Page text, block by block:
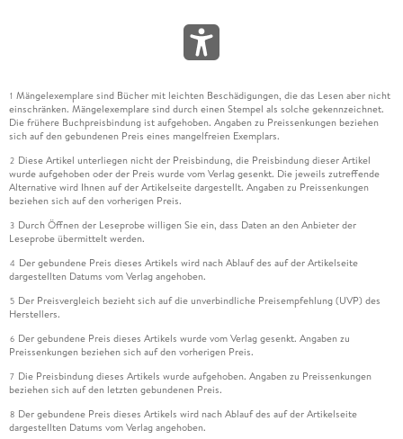
1 Mängelexemplare sind Bücher mit leichten Beschädigungen, die das Lesen aber nicht
einschränken. Mängelexemplare sind durch einen Stempel als solche gekennzeichnet.
Die frühere Buchpreisbindung ist aufgehoben. Angaben zu Preissenkungen beziehen
sich auf den gebundenen Preis eines mangelfreien Exemplars.
2 Diese Artikel unterliegen nicht der Preisbindung, die Preisbindung dieser Artikel
wurde aufgehoben oder der Preis wurde vom Verlag gesenkt. Die jeweils zutreffende
Alternative wird Ihnen auf der Artikelseite dargestellt. Angaben zu Preissenkungen
beziehen sich auf den vorherigen Preis.
3 Durch Öffnen der Leseprobe willigen Sie ein, dass Daten an den Anbieter der
Leseprobe übermittelt werden.
4 Der gebundene Preis dieses Artikels wird nach Ablauf des auf der Artikelseite
dargestellten Datums vom Verlag angehoben.
5 Der Preisvergleich bezieht sich auf die unverbindliche Preisempfehlung (UVP) des
Herstellers.
6 Der gebundene Preis dieses Artikels wurde vom Verlag gesenkt. Angaben zu
Preissenkungen beziehen sich auf den vorherigen Preis.
7 Die Preisbindung dieses Artikels wurde aufgehoben. Angaben zu Preissenkungen
beziehen sich auf den letzten gebundenen Preis.
8 Der gebundene Preis dieses Artikels wird nach Ablauf des auf der Artikelseite
dargestellten Datums vom Verlag angehoben.